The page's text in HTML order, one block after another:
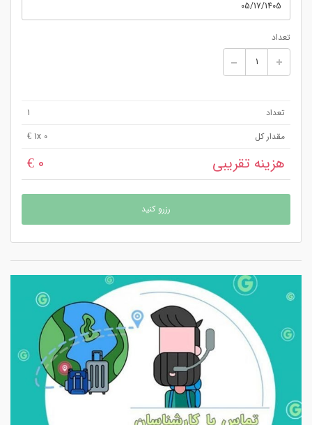
تعداد
تعداد
1
مقدار کل
1x 0 €
هزینه تقریبی 0 €
رزرو کنید